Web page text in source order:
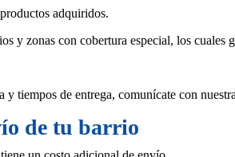
adquiridos.
y zonas con cobertura especial, los
tiempos de entrega, comunícate con
de tu barrio